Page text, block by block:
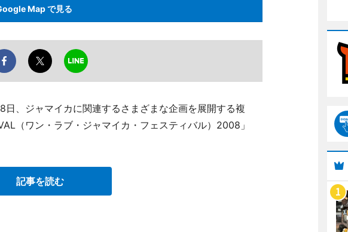
Map で見る
、ジャマイカに関連するさまざまな企画を展開する複
（ワン・ラブ・ジャマイカ・フェスティバル）2008」
記事を読む